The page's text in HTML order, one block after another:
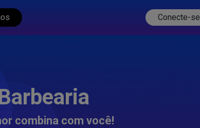
Conecte-se
combina com você!